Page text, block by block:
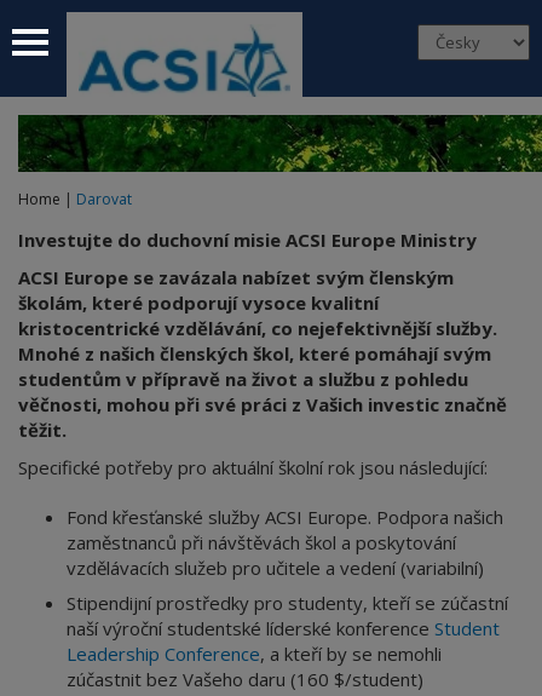
Home | Darovat
Investujte do duchovní misie ACSI Europe Ministry
ACSI Europe se zavázala nabízet svým členským
školám, které podporují vysoce kvalitní
kristocentrické vzdělávání, co nejefektivnější služby.
Mnohé z našich členských škol, které pomáhají svým
studentům v přípravě na život a službu z pohledu
věčnosti, mohou při své práci z Vašich investic značně
těžit.
Specifické potřeby pro aktuální školní rok jsou následující:
Fond křesťanské služby ACSI Europe. Podpora našich
zaměstnanců při návštěvách škol a poskytování
vzdělávacích služeb pro učitele a vedení (variabilní)
Stipendijní prostředky pro studenty, kteří se zúčastní
naší výroční studentské líderské konference Student
Leadership Conference, a kteří by se nemohli
zúčastnit bez Vašeho daru (160 $/student)